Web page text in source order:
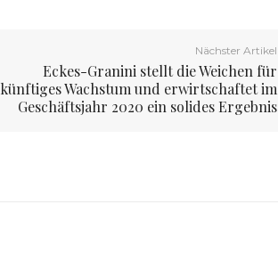
Nächster Artikel
Eckes-Granini stellt die Weichen für
künftiges Wachstum und erwirtschaftet im
Geschäftsjahr 2020 ein solides Ergebnis